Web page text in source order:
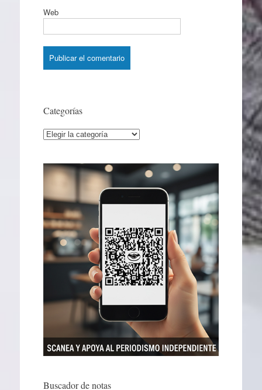
Web
Categorías
Categorías
Buscador de notas